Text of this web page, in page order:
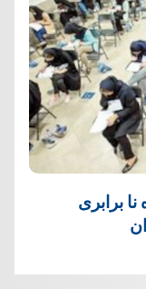
برابری